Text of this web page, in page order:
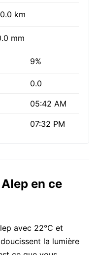
km
mm
9%
0.0
05:42 AM
07:32 PM
en ce
avec 22°C et
la lumière